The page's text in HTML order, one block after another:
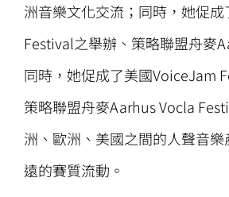
洲音樂文化交流；同時，她促
Festival之舉辦、策略聯盟舟麥
同時，她促成了美國VoiceJam
策略聯盟舟麥Aarhus Vocla
洲、歐洲、美國之間的人聲音
遠的賽質流動。